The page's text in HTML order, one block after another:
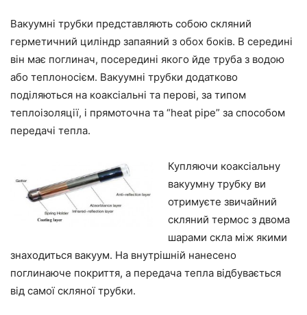
Вакуумні трубки представляють собою скляний
герметичний циліндр запаяний з обох боків. В середині
він має поглинач, посередині якого йде труба з водою
або теплоносієм. Вакуумні трубки додатково
поділяються на коаксіальні та перові, за типом
теплоізоляції, і прямоточна та “heat pipe” за способом
передачі тепла.
Купляючи коаксіальну
вакуумну трубку ви
отримуєте звичайний
скляний термос з двома
шарами скла між якими
знаходиться вакуум. На внутрішній нанесено
поглинаюче покриття, а передача тепла відбувається
від самої скляної трубки.